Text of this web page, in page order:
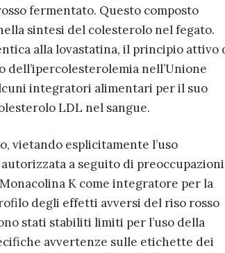
fermentato. Questo composto
sintesi del colesterolo nel fegato.
alla lovastatina, il principio attivo
nell’Unione
integratori alimentari per il suo
LDL nel sangue.
vietando esplicitamente l’uso
a seguito di preoccupazioni
K come integratore per la
degli effetti avversi del riso rosso
stati stabiliti limiti per l’uso della
avvertenze sulle etichette dei